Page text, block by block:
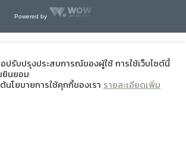
Powered by
ปรับปรุงประสบการณ์ของผู้ใช้ การใช้เว็บไซต์นี้
ยินยอม
นโยบายการใช้คุกกี้ของเรา รายละเอียดเพิ่ม